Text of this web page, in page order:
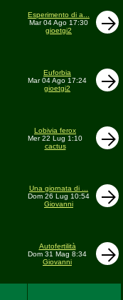
Esperimento di a...
Mar 04 Ago 17:30
gioetgi2
Euforbia
Mar 04 Ago 17:24
gioetgi2
Lobivia ferox
Mer 22 Lug 1:10
cactus
Una giornata di ...
Dom 26 Lug 10:54
Giovanni
Autofertilità
Dom 31 Mag 8:34
Giovanni